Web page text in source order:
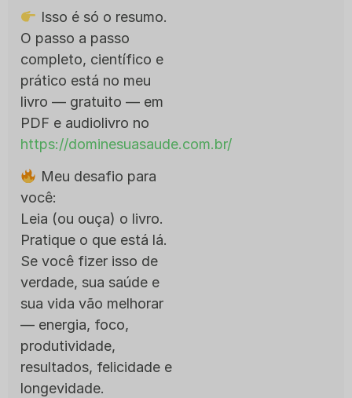
Isso é só o resumo.
O passo a passo
completo, científico e
prático está no meu
livro — gratuito — em
PDF e audiolivro no
https://dominesuasaude.com.br/
Meu desafio para
você:
Leia (ou ouça) o livro.
Pratique o que está lá.
Se você fizer isso de
verdade, sua saúde e
sua vida vão melhorar
— energia, foco,
produtividade,
resultados, felicidade e
longevidade.